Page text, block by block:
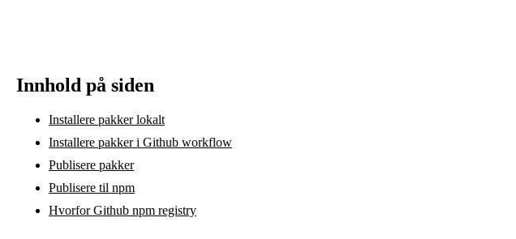
Innhold på siden
Installere pakker lokalt
Installere pakker i Github workflow
Publisere pakker
Publisere til npm
Hvorfor Github npm registry